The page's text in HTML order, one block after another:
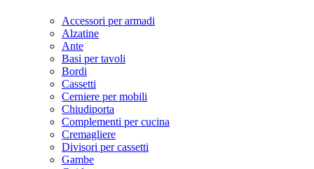
Accessori per armadi
Alzatine
Ante
Basi per tavoli
Bordi
Cassetti
Cerniere per mobili
Chiudiporta
Complementi per cucina
Cremagliere
Divisori per cassetti
Gambe